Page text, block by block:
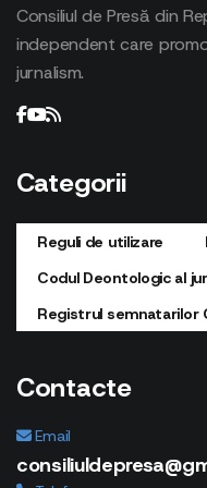
Consiliul de Presă din
independent care
jurnalism.
Categorii
Reguli de utilizare
Codul Deontologic al
Registrul semnatarilor
Contacte
Email